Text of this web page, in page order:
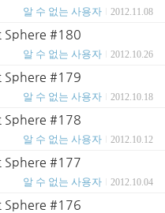
알 수 없는 사용자 2012.11.08
Sphere #180
알 수 없는 사용자 2012.10.26
Sphere #179
알 수 없는 사용자 2012.10.18
Sphere #178
알 수 없는 사용자 2012.10.12
Sphere #177
알 수 없는 사용자 2012.10.04
Sphere #176